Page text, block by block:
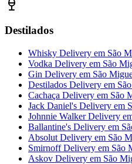
Destilados
Whisky Delivery em São
Vodka Delivery em São
Gin Delivery em São
Destilados Delivery em
Cachaça Delivery em São
Jack Daniel's Delivery em
Johnnie Walker Delivery
Ballantine's Delivery em
Absolut Delivery em São
Smirnoff Delivery em São
Askov Delivery em São